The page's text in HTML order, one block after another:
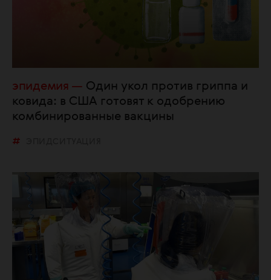
эпидемия
Один укол против гриппа и
ковида: в США готовят к одобрению
комбинированные вакцины